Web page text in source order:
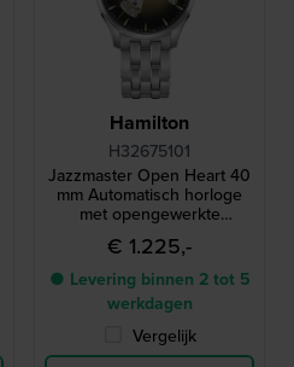
Hamilton
H32675101
Jazzmaster Open Heart 40
mm Automatisch horloge
met opengewerkte
wijzerplaat
€ 1.225,-
● Levering binnen 2 tot 5
werkdagen
Vergelijk